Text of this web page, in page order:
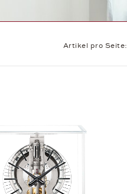
Artikel pro Seite: